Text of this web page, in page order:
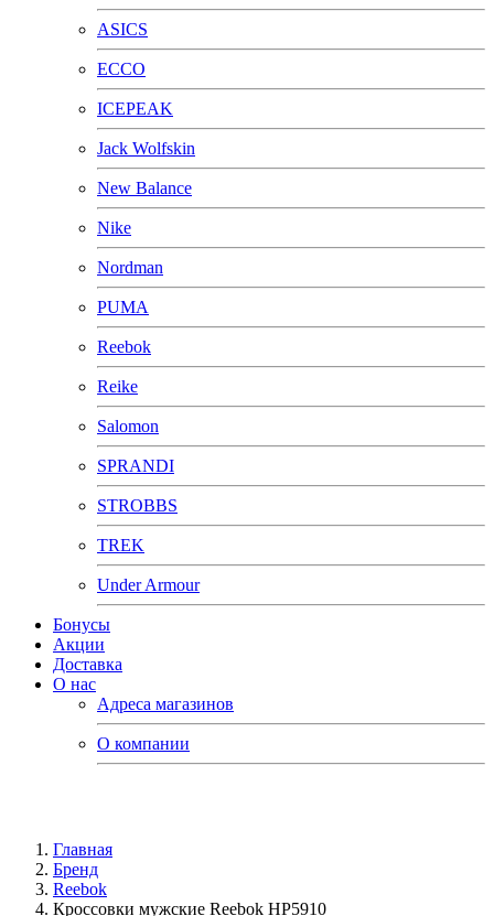
ASICS
ECCO
ICEPEAK
Jack Wolfskin
New Balance
Nike
Nordman
PUMA
Reebok
Reike
Salomon
SPRANDI
STROBBS
TREK
Under Armour
Бонусы
Акции
Доставка
О нас
Адреса магазинов
О компании
Главная
Бренд
Reebok
Кроссовки мужские Reebok HP5910